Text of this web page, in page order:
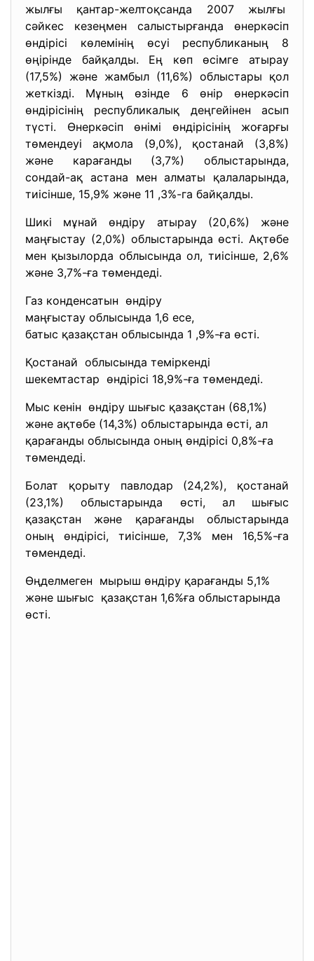
жылғы қантар-желтоқсанда 2007 жылғы
сәйкес кезеңмен салыстырғанда өнеркәсіп
өндірісі көлемінің өсуі республиканың 8
өңірінде байқалды. Ең көп өсімге атырау
(17,5%) және жамбыл (11,6%) облыстары қол
жеткізді. Мұның өзінде 6 өнір өнеркәсіп
өндірісінің республикалық деңгейінен асып
түсті. Өнеркәсіп өнімі өндірісінің жоғарғы
төмендеуі ақмола (9,0%), қостанай (3,8%)
және карағанды (3,7%) облыстарында,
сондай-ақ астана мен алматы қалаларында,
тиісінше, 15,9% және 11 ,3%-га байқалды.
Шикі мұнай өндіру атырау (20,6%) және
маңғыстау (2,0%) облыстарында өсті. Ақтөбе
мен қызылорда облысында ол, тиісінше, 2,6%
және 3,7%-ға төмендеді.
Газ конденсатын өндіру
маңғыстау облысында 1,6 есе,
батыс қазақстан облысында 1 ,9%-ға өсті.
Қостанай облысында теміркенді
шекемтастар өндірісі 18,9%-ға төмендеді.
Мыс кенін өндіру шығыс қазақстан (68,1%)
және ақтөбе (14,3%) облыстарында өсті, ал
қарағанды облысында оның өндірісі 0,8%-ға
төмендеді.
Болат қорыту павлодар (24,2%), қостанай
(23,1%) облыстарында өсті, ал шығыс
қазақстан және қарағанды облыстарында
оның өндірісі, тиісінше, 7,3% мен 16,5%-ға
төмендеді.
Өңделмеген мырыш өндіру қарағанды 5,1%
және шығыс қазақстан 1,6%ға облыстарында
өсті.